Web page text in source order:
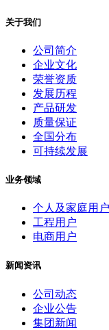
关于我们
公司简介
企业文化
荣誉资质
发展历程
产品研发
质量保证
全国分布
可持续发展
业务领域
个人及家庭用户
工程用户
电商用户
新闻资讯
公司动态
企业公告
集团新闻